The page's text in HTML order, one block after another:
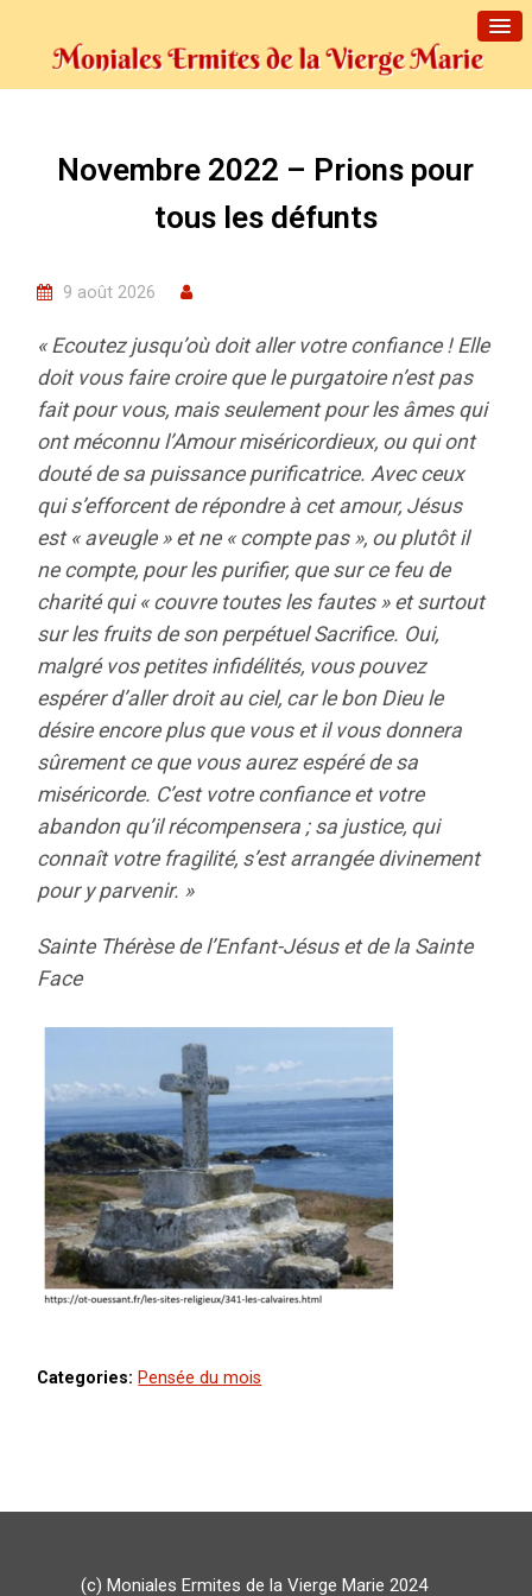
Novembre 2022 – Prions pour
tous les défunts
9 août 2026
« Ecoutez jusqu’où doit aller votre confiance ! Elle
doit vous faire croire que le purgatoire n’est pas
fait pour vous, mais seulement pour les âmes qui
ont méconnu l’Amour miséricordieux, ou qui ont
douté de sa puissance purificatrice. Avec ceux
qui s’efforcent de répondre à cet amour, Jésus
est « aveugle » et ne « compte pas », ou plutôt il
ne compte, pour les purifier, que sur ce feu de
charité qui « couvre toutes les fautes » et surtout
sur les fruits de son perpétuel Sacrifice. Oui,
malgré vos petites infidélités, vous pouvez
espérer d’aller droit au ciel, car le bon Dieu le
désire encore plus que vous et il vous donnera
sûrement ce que vous aurez espéré de sa
miséricorde. C’est votre confiance et votre
abandon qu’il récompensera ; sa justice, qui
connaît votre fragilité, s’est arrangée divinement
pour y parvenir. »
Sainte Thérèse de l’Enfant-Jésus et de la Sainte
Face
Categories: Pensée du mois
(c) Moniales Ermites de la Vierge Marie 2024